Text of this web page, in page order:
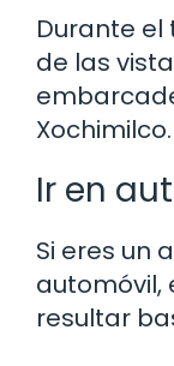
Durante
de las
Xochimilco.
Ir en
Si eres un
automóvil,
resultar